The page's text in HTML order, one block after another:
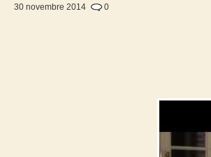
30 novembre 2014 0